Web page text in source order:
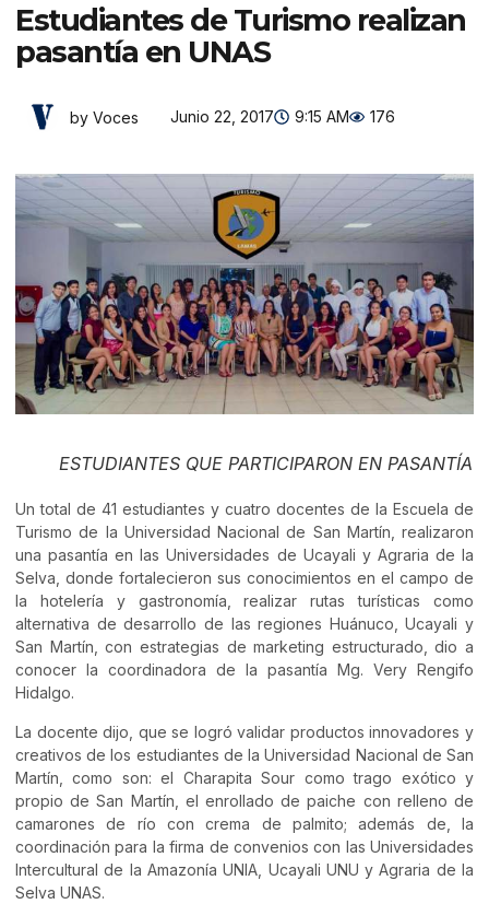
Estudiantes de Turismo realizan
pasantía en UNAS
by Voces Junio 22, 2017 9:15 AM 176
ESTUDIANTES QUE PARTICIPARON EN PASANTÍA
Un total de 41 estudiantes y cuatro docentes de la Escuela de
Turismo de la Universidad Nacional de San Martín, realizaron
una pasantía en las Universidades de Ucayali y Agraria de la
Selva, donde fortalecieron sus conocimientos en el campo de
la hotelería y gastronomía, realizar rutas turísticas como
alternativa de desarrollo de las regiones Huánuco, Ucayali y
San Martín, con estrategias de marketing estructurado, dio a
conocer la coordinadora de la pasantía Mg. Very Rengifo
Hidalgo.
La docente dijo, que se logró validar productos innovadores y
creativos de los estudiantes de la Universidad Nacional de San
Martín, como son: el Charapita Sour como trago exótico y
propio de San Martín, el enrollado de paiche con relleno de
camarones de río con crema de palmito; además de, la
coordinación para la firma de convenios con las Universidades
Intercultural de la Amazonía UNIA, Ucayali UNU y Agraria de la
Selva UNAS.